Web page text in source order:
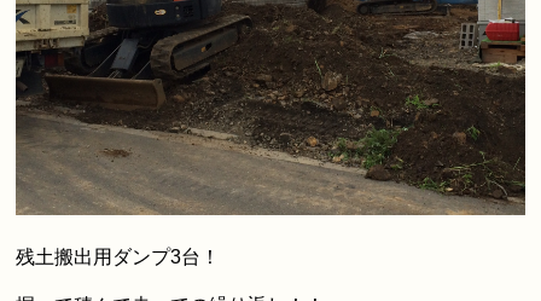
残土搬出用ダンプ3台！